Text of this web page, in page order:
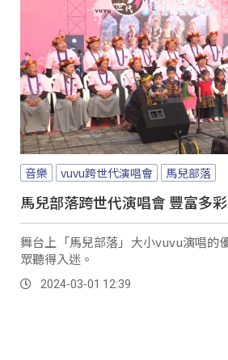
音樂 vuvu跨世代演唱會 馬兒部落
馬兒部落跨世代演唱會 豐富多
舞台上「馬兒部落」大小vuvu演唱的
眾聽得入迷。
2024-03-01 12:39